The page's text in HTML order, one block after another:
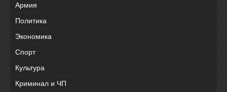
Армия
Политика
Экономика
Спорт
Культура
Криминал и ЧП